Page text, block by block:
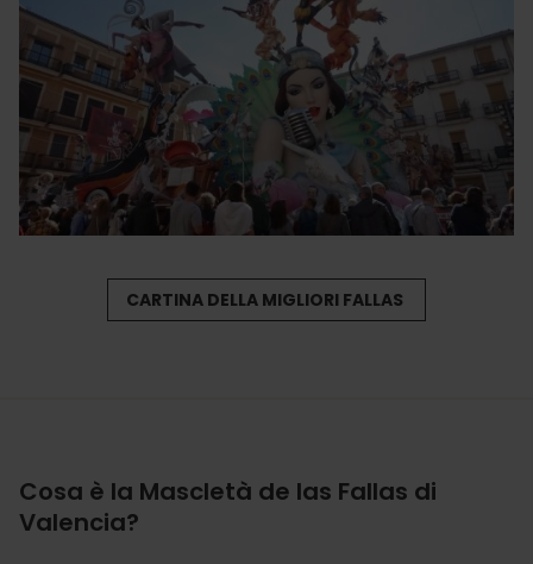
CARTINA DELLA MIGLIORI FALLAS
Cosa è la Mascletà de las Fallas di
Valencia?